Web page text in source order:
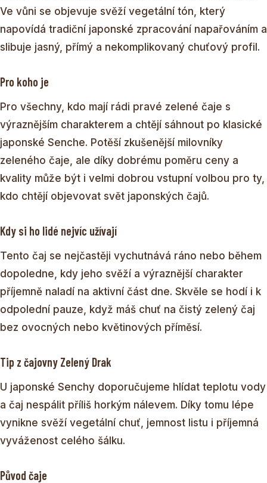
Ve vůni se objevuje svěží vegetální tón, který
napovídá tradiční japonské zpracování napařováním a
slibuje jasný, přímý a nekomplikovaný chuťový profil.
Pro koho je
Pro všechny, kdo mají rádi pravé zelené čaje s
výraznějším charakterem a chtějí sáhnout po klasické
japonské Senche. Potěší zkušenější milovníky
zeleného čaje, ale díky dobrému poměru ceny a
kvality může být i velmi dobrou vstupní volbou pro ty,
kdo chtějí objevovat svět japonských čajů.
Kdy si ho lidé nejvíc užívají
Tento čaj se nejčastěji vychutnává ráno nebo během
dopoledne, kdy jeho svěží a výraznější charakter
příjemně naladí na aktivní část dne. Skvěle se hodí i k
odpolední pauze, když máš chuť na čistý zelený čaj
bez ovocných nebo květinových příměsí.
Tip z čajovny Zelený Drak
U japonské Senchy doporučujeme hlídat teplotu vody
a čaj nespálit příliš horkým nálevem. Díky tomu lépe
vynikne svěží vegetální chuť, jemnost listu i příjemná
vyváženost celého šálku.
Původ čaje